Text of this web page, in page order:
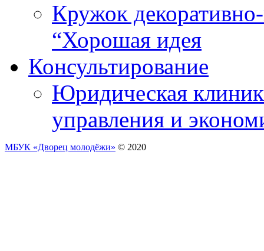
Кружок
“Хорошая идея
Консультирование
Юридическая
управления и
МБУК «Дворец молодёжи» © 2020